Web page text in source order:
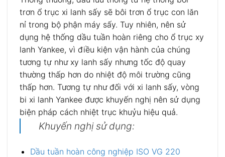
trơn ổ trục xi lanh sấy sẽ bôi trơn ổ trục con lăn
nỉ trong bộ phận máy sấy. Tuy nhiên, nên sử
dụng hệ thống dầu tuần hoàn riêng cho ổ trục xy
lanh Yankee, vì điều kiện vận hành của chúng
tương tự như xy lanh sấy nhưng tốc độ quay
thường thấp hơn do nhiệt độ môi trường cũng
thấp hơn. Tương tự như đối với xi lanh sấy, vòng
bi xi lanh Yankee được khuyến nghị nên sử dụng
biện pháp cách nhiệt trục khuỷu hiệu quả.
Khuyến nghị sử dụng:
Dầu tuần hoàn công nghiệp ISO VG 220